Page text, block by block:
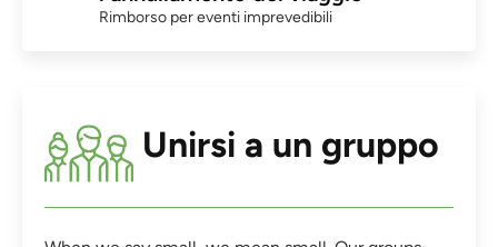
Rimborso per eventi imprevedibili
Unirsi a un gruppo